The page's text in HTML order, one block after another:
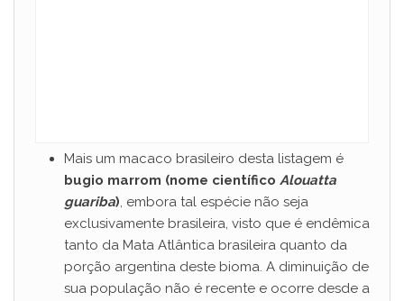
Mais um macaco brasileiro desta listagem é
bugio marrom (nome científico Alouatta
guariba), embora tal espécie não seja
exclusivamente brasileira, visto que é endêmica
tanto da Mata Atlântica brasileira quanto da
porção argentina deste bioma. A diminuição de
sua população não é recente e ocorre desde a